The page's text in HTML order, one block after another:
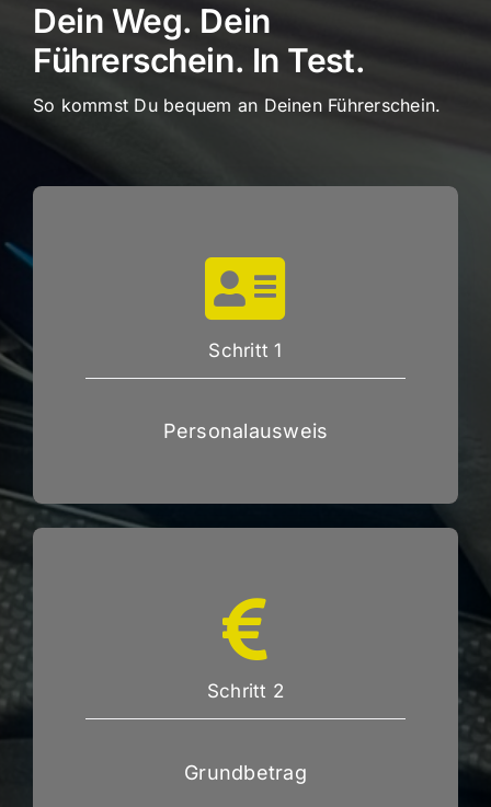
Dein Weg. Dein
Führerschein. In Test.
So kommst Du bequem an Deinen Führerschein.
Schritt 1
Personalausweis
Schritt 2
Grundbetrag